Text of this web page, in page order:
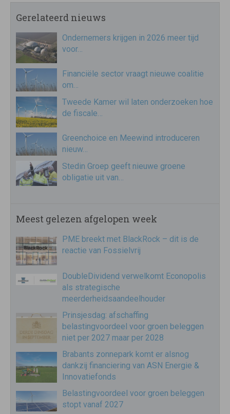
Gerelateerd nieuws
Ondernemers krijgen in 2026 meer tijd
voor…
Financiële sector vraagt nieuwe coalitie
om…
Tweede Kamer wil laten onderzoeken hoe
de fiscale…
Greenchoice en Meewind introduceren
nieuw…
Stedin Groep geeft nieuwe groene
obligatie uit van…
Meest gelezen afgelopen week
PME breekt met BlackRock – dit is de
reactie van Fossielvrij
DoubleDividend verwelkomt Econopolis
als strategische
meerderheidsaandeelhouder
Prinsjesdag: afschaffing
belastingvoordeel voor groen beleggen
niet per 2027 maar per 2028
Brabants zonnepark komt er alsnog
dankzij financiering van ASN Energie &
Innovatiefonds
Belastingvoordeel voor groen beleggen
stopt vanaf 2027